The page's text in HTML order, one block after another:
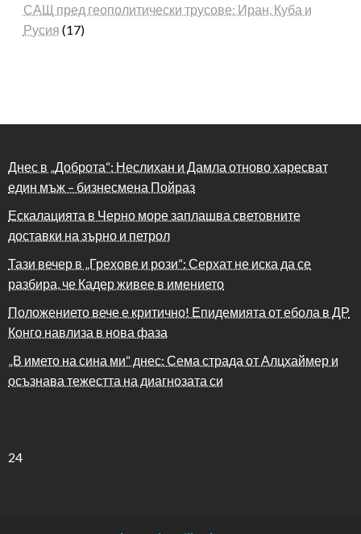
САЩ пред геополитически трусове: Иран, Куба и
Русия (17)
Днес в „Доброта“: Неслихан и Дамла отново харесват
един мъж – бизнесмена Пойраз
Ескалацията в Черно море заплашва световните
доставки на зърно и петрол
Тази вечер в „Грехове и рози“: Серхат не иска да се
разбира, че Кадер живее в имението
Положението вече е критично! Епидемията от ебола в ДР
Конго навлиза в нова фаза
„В името на сина ми“ днес: Сема страда от Алцхаймер и
осъзнава тежестта на диагнозата си
24